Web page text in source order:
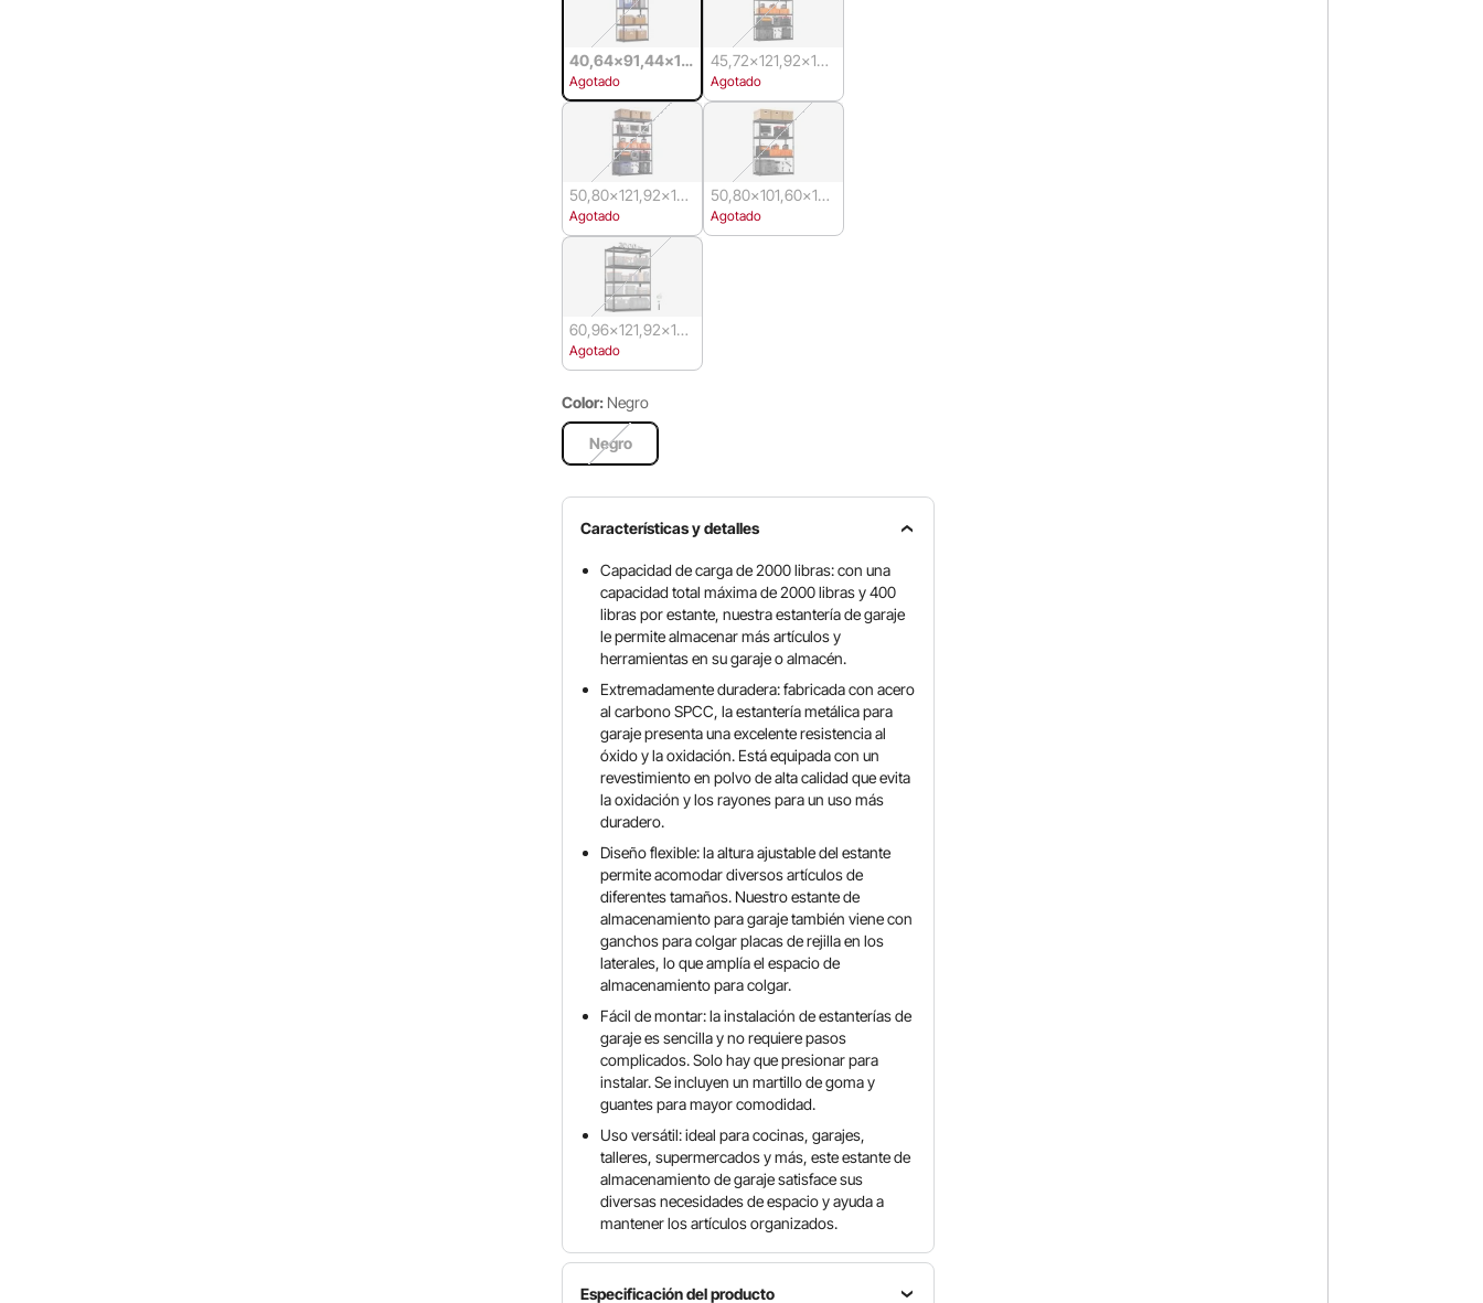
40,64x91,44x18
2,88 cm
Agotado
45,72x121,92x18
2,88 cm
Agotado
50,80x121,92x18
2,88 cm
Agotado
50,80x101,60x15
2,40 cm
Agotado
60,96x121,92x18
2,88 cm
Agotado
Color: Negro
Negro
Características y detalles
Capacidad de carga de 2000 libras: con una
capacidad total máxima de 2000 libras y 400
libras por estante, nuestra estantería de garaje
le permite almacenar más artículos y
herramientas en su garaje o almacén.
Extremadamente duradera: fabricada con acero
al carbono SPCC, la estantería metálica para
garaje presenta una excelente resistencia al
óxido y la oxidación. Está equipada con un
revestimiento en polvo de alta calidad que evita
la oxidación y los rayones para un uso más
duradero.
Diseño flexible: la altura ajustable del estante
permite acomodar diversos artículos de
diferentes tamaños. Nuestro estante de
almacenamiento para garaje también viene con
ganchos para colgar placas de rejilla en los
laterales, lo que amplía el espacio de
almacenamiento para colgar.
Fácil de montar: la instalación de estanterías de
garaje es sencilla y no requiere pasos
complicados. Solo hay que presionar para
instalar. Se incluyen un martillo de goma y
guantes para mayor comodidad.
Uso versátil: ideal para cocinas, garajes,
talleres, supermercados y más, este estante de
almacenamiento de garaje satisface sus
diversas necesidades de espacio y ayuda a
mantener los artículos organizados.
Especificación del producto